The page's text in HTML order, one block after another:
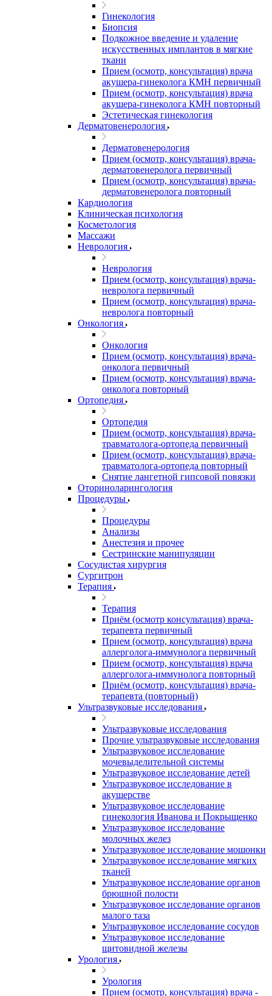
Гинекология
Биопсия
Подкожное введение и удаление
искусственных имплантов в мягкие
ткани
Прием (осмотр, консультация) врача
акушера-гинеколога КМН первичный
Прием (осмотр, консультация) врача
акушера-гинеколога КМН повторный
Эстетическая гинекология
Дерматовенерология
Дерматовенерология
Прием (осмотр, консультация) врача-
дерматовенеролога первичный
Прием (осмотр, консультация) врача-
дерматовенеролога повторный
Кардиология
Клиническая психология
Косметология
Массажи
Неврология
Неврология
Прием (осмотр, консультация) врача-
невролога первичный
Прием (осмотр, консультация) врача-
невролога повторный
Онкология
Онкология
Прием (осмотр, консультация) врача-
онколога первичный
Прием (осмотр, консультация) врача-
онколога повторный
Ортопедия
Ортопедия
Прием (осмотр, консультация) врача-
травматолога-ортопеда первичный
Прием (осмотр, консультация) врача-
травматолога-ортопеда повторный
Снятие лангетной гипсовой повязки
Оториноларингология
Процедуры
Процедуры
Анализы
Анестезия и прочее
Сестринские манипуляции
Сосудистая хирургия
Сургитрон
Терапия
Терапия
Приём (осмотр консультация) врача-
терапевта первичный
Прием (осмотр, консультация) врача
аллерголога-иммунолога первичный
Прием (осмотр, консультация) врача
аллерголога-иммунолога повторный
Приём (осмотр, консультация) врача-
терапевта (повторный)
Ультразвуковые исследования
Ультразвуковые исследования
Прочие ультразвуковые исследования
Ультразвуковое исследование
мочевыделительной системы
Ультразвуковое исследование детей
Ультразвуковое исследование в
акушерстве
Ультразвуковое исследование
гинекология Иванова и Покрыщенко
Ультразвуковое исследование
молочных желез
Ультразвуковое исследование мошонки
Ультразвуковое исследование мягких
тканей
Ультразвуковое исследование органов
брюшной полости
Ультразвуковое исследование органов
малого таза
Ультразвуковое исследование сосудов
Ультразвуковое исследование
щитовидной железы
Урология
Урология
Прием (осмотр, консультация) врача -